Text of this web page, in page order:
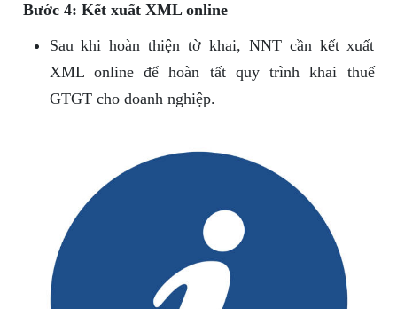
Bước 4: Kết xuất XML online
Sau khi hoàn thiện tờ khai, NNT cần kết xuất
XML online để hoàn tất quy trình khai thuế
GTGT cho doanh nghiệp.